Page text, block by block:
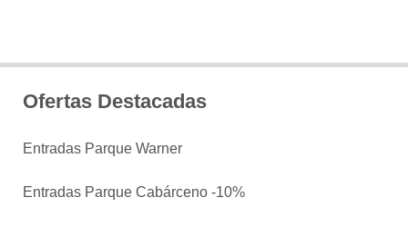
Ofertas Destacadas
Entradas Parque Warner
Entradas Parque Cabárceno -10%